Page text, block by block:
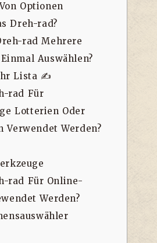
Optionen
Dreh-rad?
rad Mehrere
Auswählen?
Lista ✍️
rad Für
Lotterien Oder
Verwendet Werden?
rad Für Online-
Werden?